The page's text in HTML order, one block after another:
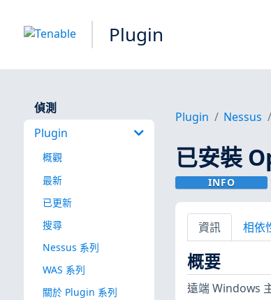
Plugin
偵測
Plugin
概觀
最新
已更新
搜尋
Nessus 系列
WAS 系列
關於 Plugin 系列
Plugin Nessus
已安裝
INFO
資訊 相依
概要
遠端 Windows